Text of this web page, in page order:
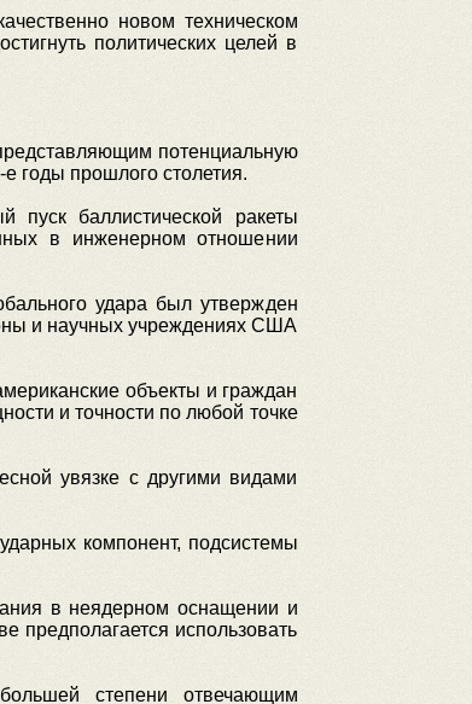
новом техническом
политических целей в
потенциальную
годы прошлого столетия.
баллистической ракеты
в инженерном отношении
удара был утвержден
и научных учреждениях США
объекты и граждан
и точности по любой точке
увязке с другими видами
компонент, подсистемы
в неядерном оснащении и
предполагается использовать
степени отвечающим